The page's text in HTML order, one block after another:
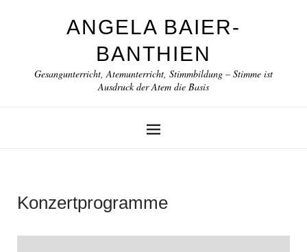
ANGELA BAIER-
BANTHIEN
Gesangunterricht, Atemunterricht, Stimmbildung – Stimme ist
Ausdruck der Atem die Basis
Konzertprogramme